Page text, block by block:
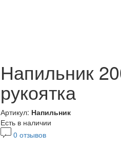
Напильник
рукоятка
Артикул: Напильник
Есть в наличии
0 отзывов